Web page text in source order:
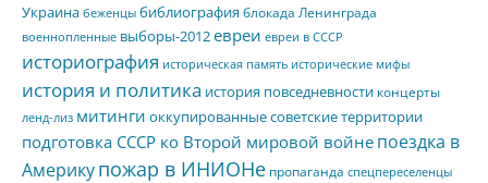
Украина беженцы библиография блокада Ленинграда
военнопленные выборы-2012евреи евреи в СССР
историография историческая память исторические мифы
история и политика история повседневности концерты
ленд-лиз митинги оккупированные советские территории
подготовка СССР ко Второй мировой войнепоездка в
Америкупожар в ИНИОНе пропаганда спецпереселенцы